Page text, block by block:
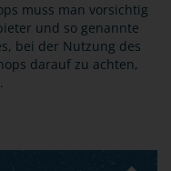
muss man vorsichtig
und so genannte
bei der Nutzung des
darauf zu achten,